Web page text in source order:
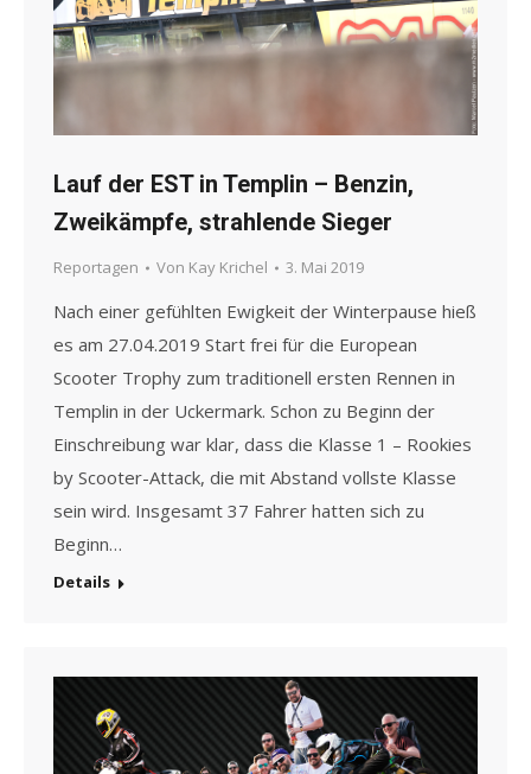
Lauf der EST in Templin – Benzin,
Zweikämpfe, strahlende Sieger
Reportagen Von Kay Krichel 3. Mai 2019
Nach einer gefühlten Ewigkeit der Winterpause hieß
es am 27.04.2019 Start frei für die European
Scooter Trophy zum traditionell ersten Rennen in
Templin in der Uckermark. Schon zu Beginn der
Einschreibung war klar, dass die Klasse 1 – Rookies
by Scooter-Attack, die mit Abstand vollste Klasse
sein wird. Insgesamt 37 Fahrer hatten sich zu
Beginn…
Details